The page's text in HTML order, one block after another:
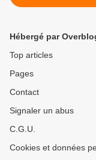
Hébergé par
Top articles
Pages
Contact
Signaler un abus
C.G.U.
Cookies et données